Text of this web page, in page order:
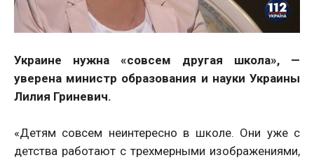
Украине нужна «совсем другая школа», —
уверена министр образования и науки Украины
Лилия Гриневич.
«Детям совсем неинтересно в школе. Они уже с
детства работают с трехмерными изображениями,